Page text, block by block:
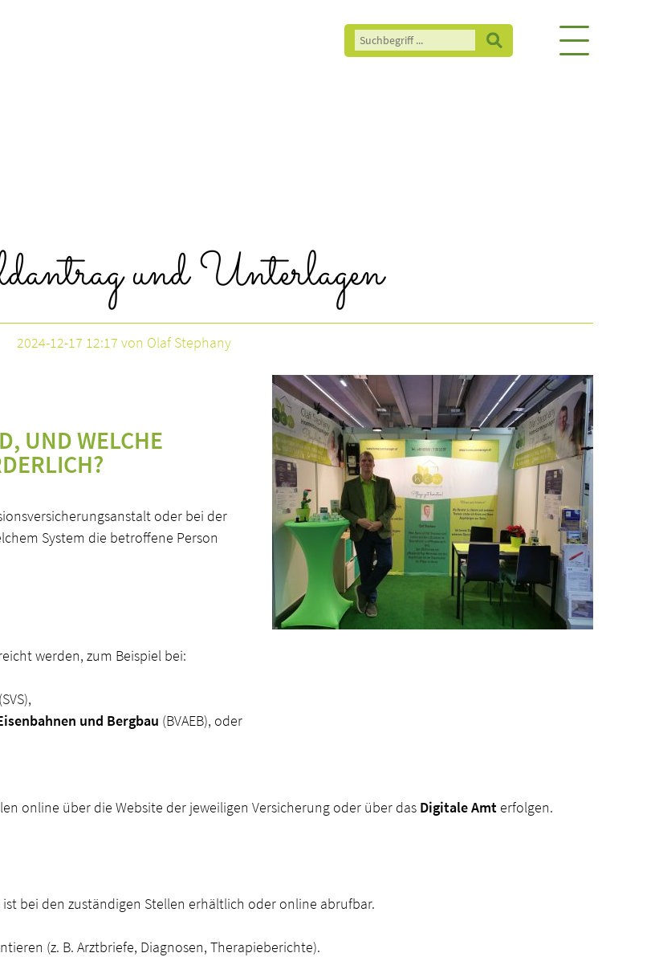
und Unterlagen
2024-12-17 12:17 von Olaf Stephany
UND WELCHE
oder bei der
System die betroffene Person
werden, zum Beispiel bei:
(SVS),
und Bergbau (BVAEB), oder
online über die Website der jeweiligen Versicherung oder über das Digitale Amt erfolgen.
bei den zuständigen Stellen erhältlich oder online abrufbar.
(z. B. Arztbriefe, Diagnosen, Therapieberichte).